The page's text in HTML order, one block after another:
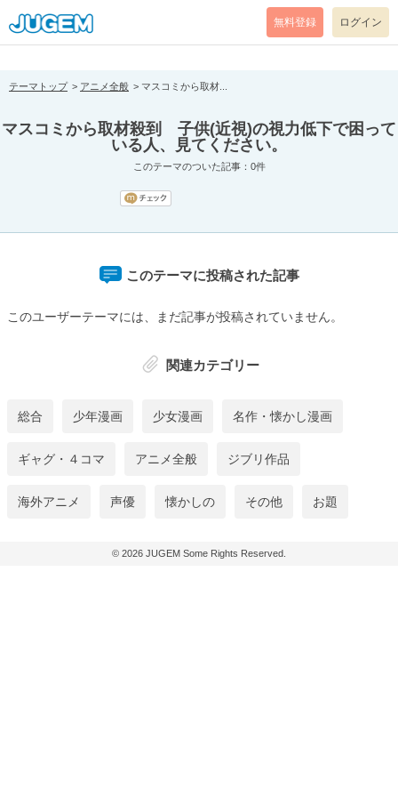
[pear_error: message="Success" code=0 mode=return level=notice
prefix="" info=""]
無料登録 ログイン
テーマトップ アニメ全般 マスコミから取材...
マスコミから取材殺到 子供(近視)の視力低下で困って
いる人、見てください。
このテーマのついた記事：0件
このテーマに投稿された記事
このユーザーテーマには、まだ記事が投稿されていません。
関連カテゴリー
総合 少年漫画 少女漫画 名作・懐かし漫画
ギャグ・４コマ アニメ全般 ジブリ作品
海外アニメ 声優 懐かしの その他 お題
© 2026 JUGEM Some Rights Reserved.